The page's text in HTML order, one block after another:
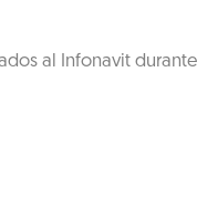
al Infonavit